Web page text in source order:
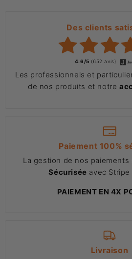
Des clients
4.6/5 (652 avis)
Les professionnels et
de nos produits et notre
Paiement 100%
La gestion de nos paiements
Sécurisée avec Stripe
PAIEMENT EN 4X
Livraison